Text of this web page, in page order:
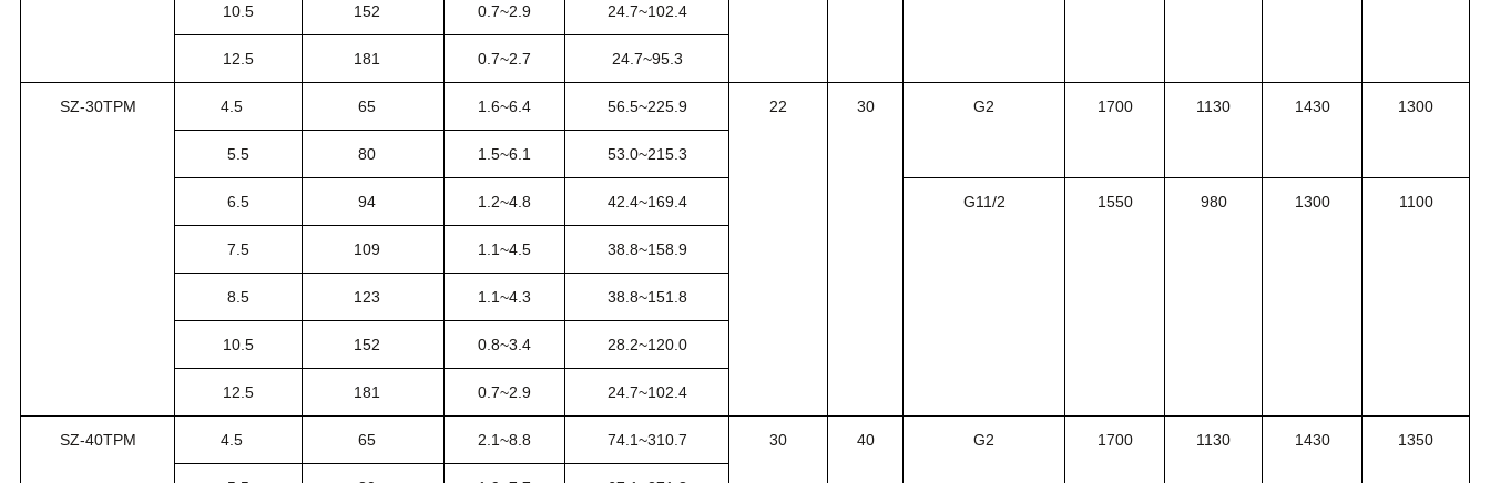
10.5 152 0.7~2.9 24.7~102.4
12.5 181 0.7~2.7 24.7~95.3
SZ-30TPM 4.5 65 1.6~6.4 56.5~225.9 22 30 G2 1700 1130 1430 1300
5.5 80 1.5~6.1 53.0~215.3
6.5 94 1.2~4.8 42.4~169.4 G11/2 1550 980 1300 1100
7.5 109 1.1~4.5 38.8~158.9
8.5 123 1.1~4.3 38.8~151.8
10.5 152 0.8~3.4 28.2~120.0
12.5 181 0.7~2.9 24.7~102.4
SZ-40TPM 4.5 65 2.1~8.8 74.1~310.7 30 40 G2 1700 1130 1430 1350